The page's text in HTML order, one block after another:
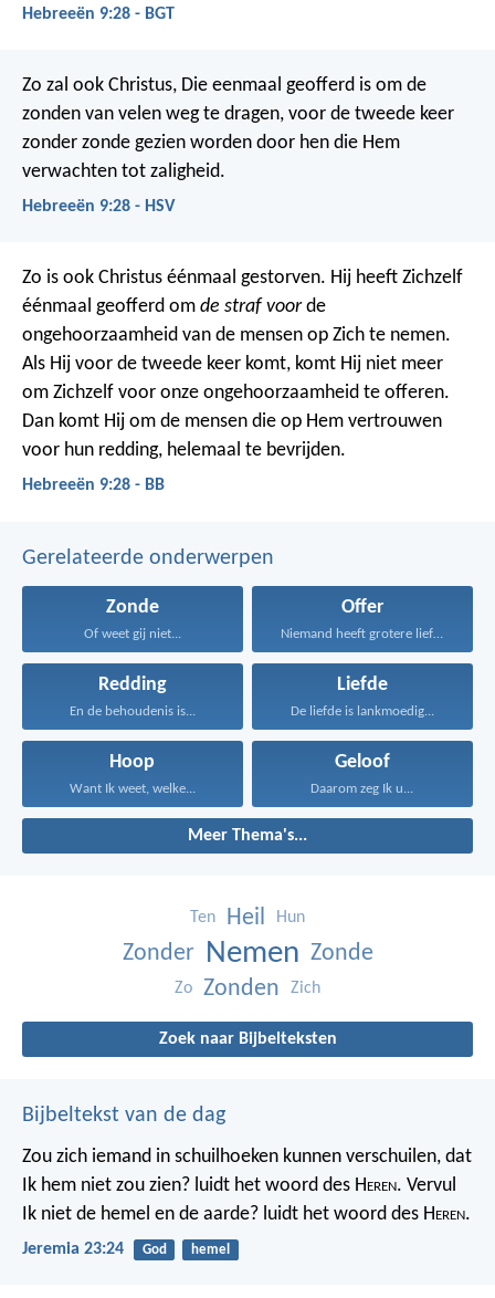
Hebreeën 9:28 - BGT
Zo zal ook Christus, Die eenmaal geofferd is om de
zonden van velen weg te dragen, voor de tweede keer
zonder zonde gezien worden door hen die Hem
verwachten tot zaligheid.
Hebreeën 9:28 - HSV
Zo is ook Christus éénmaal gestorven. Hij heeft Zichzelf
éénmaal geofferd om de straf voorde
ongehoorzaamheid van de mensen op Zich te nemen.
Als Hij voor de tweede keer komt, komt Hij niet meer
om Zichzelf voor onze ongehoorzaamheid te offeren.
Dan komt Hij om de mensen die op Hem vertrouwen
voor hun redding, helemaal te bevrijden.
Hebreeën 9:28 - BB
Gerelateerde onderwerpen
Zonde
Of weet gij niet...
Offer
Niemand heeft grotere liefde...
Redding
En de behoudenis is...
Liefde
De liefde is lankmoedig...
Hoop
Want Ik weet, welke...
Geloof
Daarom zeg Ik u...
Meer Thema's...
Ten Heil Hun
Zonder Nemen Zonde
Zo Zonden Zich
Zoek naar Bijbelteksten
Bijbeltekst van de dag
Zou zich iemand in schuilhoeken kunnen verschuilen, dat
Ik hem niet zou zien? luidt het woord des Heren. Vervul
Ik niet de hemel en de aarde? luidt het woord des Heren.
Jeremia 23:24 God hemel